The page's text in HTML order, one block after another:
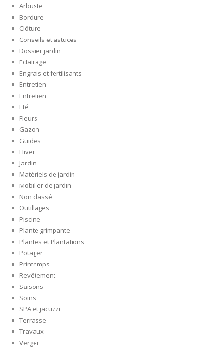
Arbuste
Bordure
Clôture
Conseils et astuces
Dossier jardin
Eclairage
Engrais et fertilisants
Entretien
Entretien
Eté
Fleurs
Gazon
Guides
Hiver
Jardin
Matériels de jardin
Mobilier de jardin
Non classé
Outillages
Piscine
Plante grimpante
Plantes et Plantations
Potager
Printemps
Revêtement
Saisons
Soins
SPA et jacuzzi
Terrasse
Travaux
Verger